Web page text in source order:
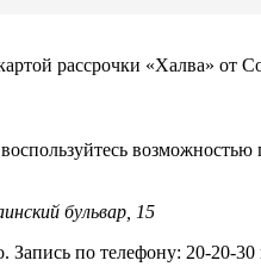
рассрочки «Халва» от
бульвар, 15
по телефону: 20-20-